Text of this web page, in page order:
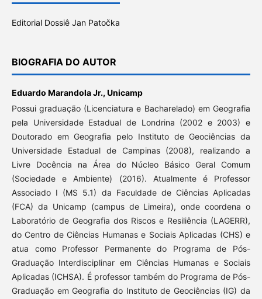
Editorial Dossiê Jan Patočka
BIOGRAFIA DO AUTOR
Eduardo Marandola Jr., Unicamp
Possui graduação (Licenciatura e Bacharelado) em Geografia
pela Universidade Estadual de Londrina (2002 e 2003) e
Doutorado em Geografia pelo Instituto de Geociências da
Universidade Estadual de Campinas (2008), realizando a
Livre Docência na Área do Núcleo Básico Geral Comum
(Sociedade e Ambiente) (2016). Atualmente é Professor
Associado I (MS 5.1) da Faculdade de Ciências Aplicadas
(FCA) da Unicamp (campus de Limeira), onde coordena o
Laboratório de Geografia dos Riscos e Resiliência (LAGERR),
do Centro de Ciências Humanas e Sociais Aplicadas (CHS) e
atua como Professor Permanente do Programa de Pós-
Graduação Interdisciplinar em Ciências Humanas e Sociais
Aplicadas (ICHSA). É professor também do Programa de Pós-
Graduação em Geografia do Instituto de Geociências (IG) da